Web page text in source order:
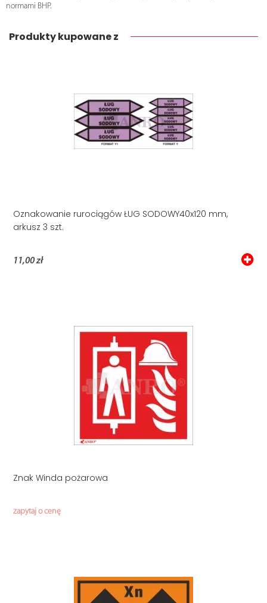
normami BHP.
Produkty kupowane z
Oznakowanie rurociągów ŁUG SODOWY40x120 mm,
arkusz 3 szt.
11,00 zł
Znak Winda pożarowa
zapytaj o cenę